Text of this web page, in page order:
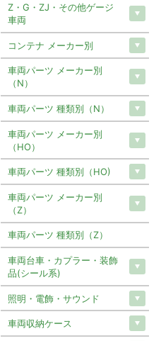
Z・G・ZJ・その他ゲージ
車両
コンテナ メーカー別
車両パーツ メーカー別
（N）
車両パーツ 種類別（N）
車両パーツ メーカー別
（HO）
車両パーツ 種類別（HO)
車両パーツ メーカー別
（Z）
車両パーツ 種類別（Z）
車両台車・カプラー・装飾
品(シール系)
照明・電飾・サウンド
車両収納ケース